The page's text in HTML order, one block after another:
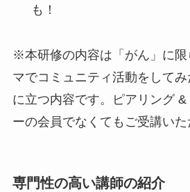
も！
※本研修の内容は「がん」に限
マでコミュニティ活動をして
に立つ内容です。ピアリング
ーの会員でなくてもご受講いた
専門性の高い講師の紹介